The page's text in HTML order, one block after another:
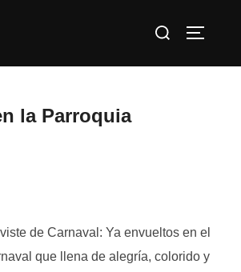
Buscar:
la Parroquia
de Carnaval: Ya envueltos en el
que llena de alegría, colorido y